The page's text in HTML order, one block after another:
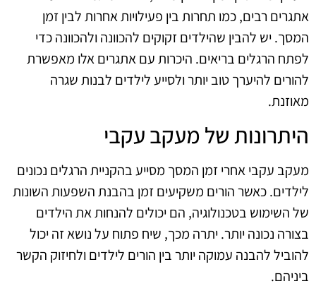
אתגרים רבים, כמו תחרות בין פעילויות אחרות לבין זמן
המסך. יש להבין שהילדים זקוקים להכוונה ולהכוונה כדי
לפתח הרגלים בריאים. היכרות עם אתגרים אלו מאפשרת
להורים להיערך טוב יותר ולסייע לילדים לבנות שגרה
מאוזנת.
היתרונות של מעקב עקבי
מעקב עקבי אחרי זמן המסך מסייע בהקניית הרגלים נכונים
לילדים. כאשר הורים משקיעים זמן בהבנת השפעות השונות
של השימוש בטכנולוגיה, הם יכולים להנחות את הילדים
בצורה נכונה יותר. יתרה מכך, שיח פתוח על נושא זה יכול
להוביל להבנה עמוקה יותר בין הורים לילדים ולחיזוק הקשר
ביניהם.